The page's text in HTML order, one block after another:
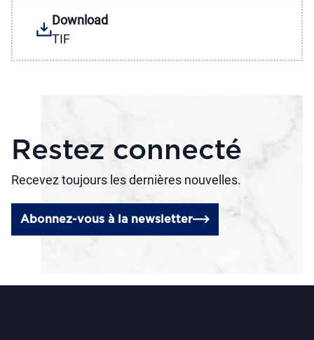
Download
TIF
Restez connecté
Recevez toujours les dernières nouvelles.
Abonnez-vous à la newsletter